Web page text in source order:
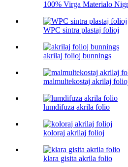
100% Virga Materialo
WPC sintra plastaj folioj
akrilaj folioj bunnings
malmultekostaj akrilaj
lumdifuza akrila folio
koloraj akrilaj folioj
klara gisita akrila folio